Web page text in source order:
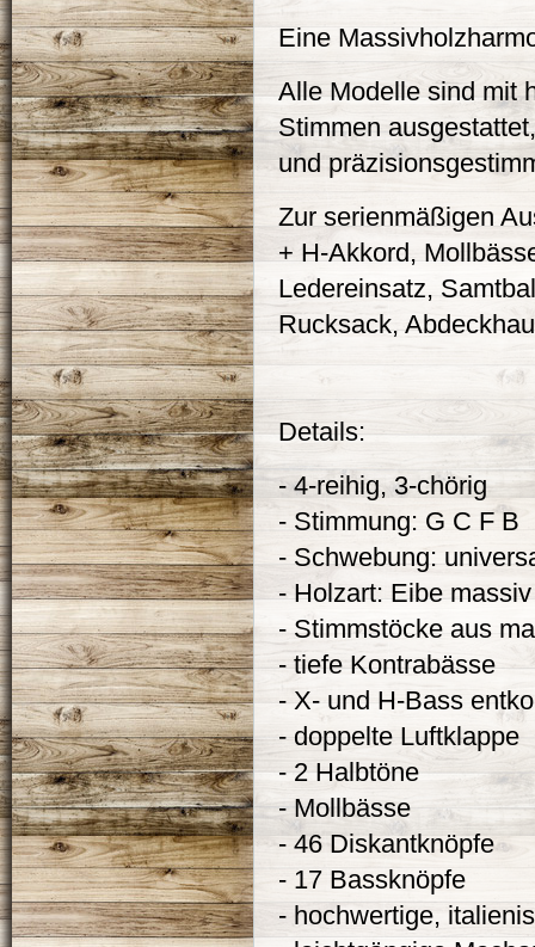
Eine
Alle Modelle sind mit
Stimmen
und
Zur serienmäßigen
+ H-Akkord,
Ledereinsatz,
Rucksack,
Details:
- 4-reihig, 3-chörig
- Stimmung: G C F B
- Schwebung:
- Holzart: Eibe massiv
- Stimmstöcke aus
- tiefe Kontrabässe
- X- und H-Bass
- doppelte Luftklappe
- 2 Halbtöne
- Mollbässe
- 46 Diskantknöpfe
- 17 Bassknöpfe
- hochwertige,